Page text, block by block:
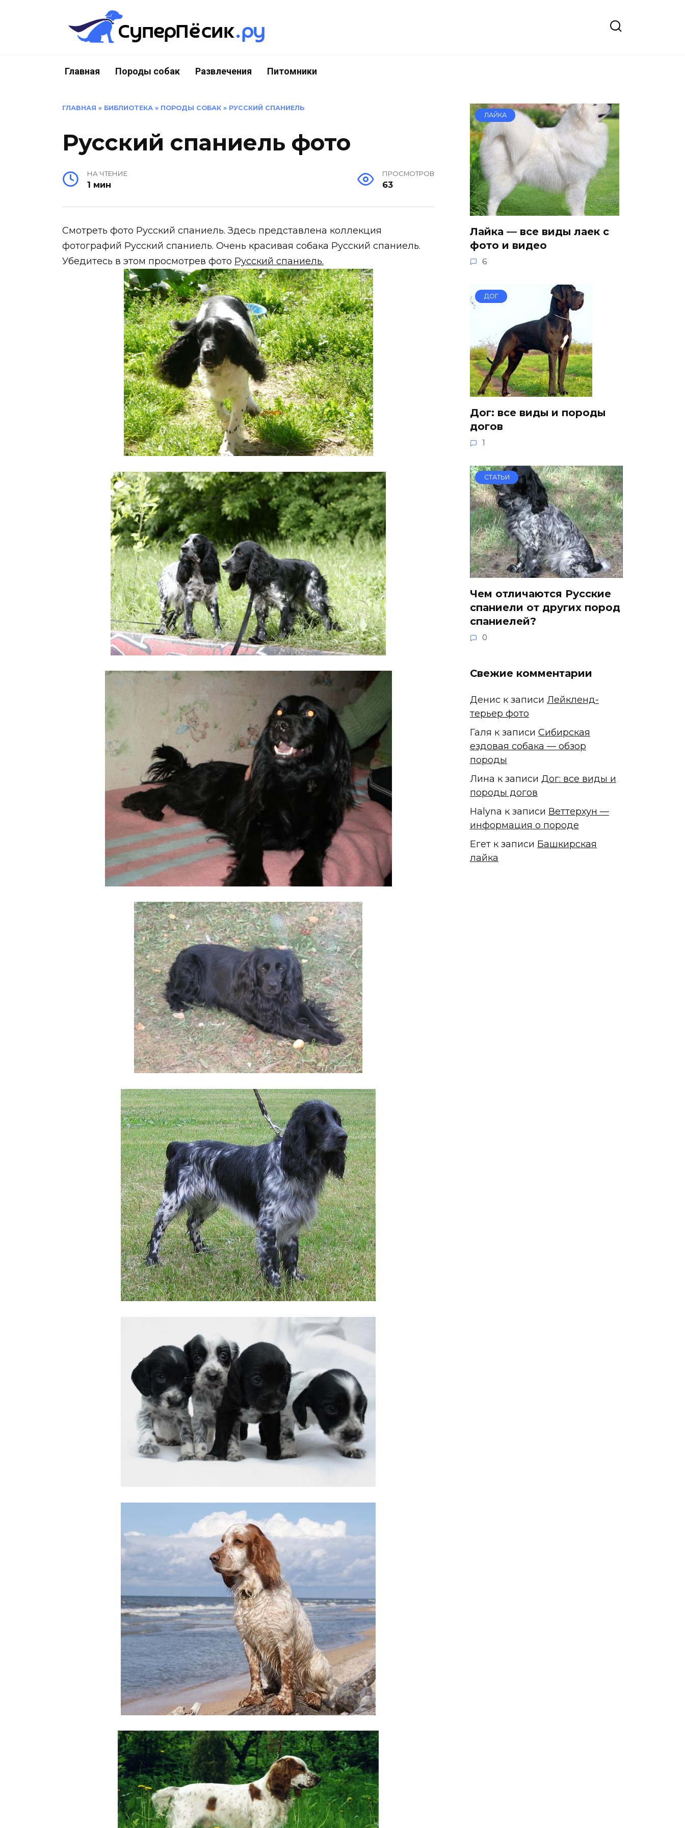
Главная Породы собак Развлечения Питомники
ГЛАВНАЯ » БИБЛИОТЕКА » ПОРОДЫ СОБАК » РУССКИЙ СПАНИЕЛЬ
Русский спаниель фото
НА ЧТЕНИЕ
1 мин
ПРОСМОТРОВ
63
Смотреть фото Русский спаниель. Здесь представлена коллекция
фотографий Русский спаниель. Очень красивая собака Русский спаниель.
Убедитесь в этом просмотрев фото Русский спаниель.
ЛАЙКА
Лайка — все виды лаек с
фото и видео
6
ДОГ
Дог: все виды и породы
догов
1
СТАТЬИ
Чем отличаются Русские
спаниели от других пород
спаниелей?
0
Свежие комментарии
Денис к записи Лейкленд-
терьер фото
Галя к записи Сибирская
ездовая собака — обзор
породы
Лина к записи Дог: все виды и
породы догов
Halyna к записи Веттерхун —
информация о породе
Егет к записи Башкирская
лайка